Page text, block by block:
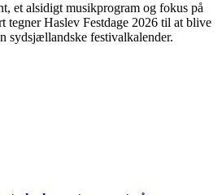
et alsidigt musikprogram og fokus på
tegner Haslev Festdage 2026 til at blive
sydsjællandske festivalkalender.